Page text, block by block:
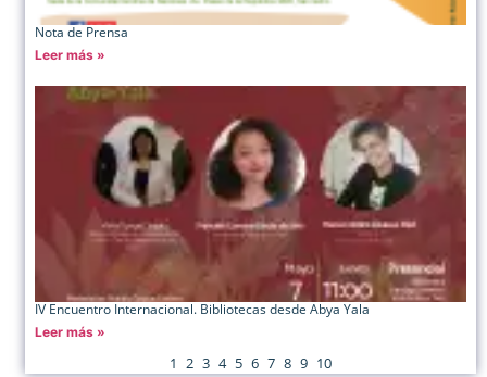
Nota de Prensa
Leer más »
IV Encuentro Internacional. Bibliotecas desde Abya Yala
Leer más »
1 2 3 4 5 6 7 8 9 10